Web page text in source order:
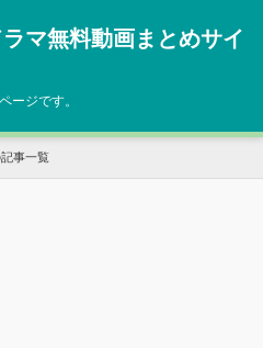
マ無料動画まとめサイ
ージです。
記事一覧